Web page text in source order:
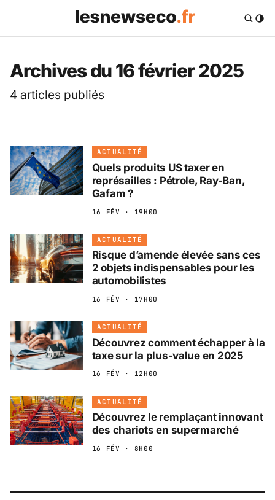
Les News Eco .fr —
Archives du 16 février 2025
4 articles publiés
ACTUALITÉ
Quels produits US taxer en
représailles : Pétrole, Ray-Ban,
Gafam ?
16 FÉV · 19H00
ACTUALITÉ
Risque d’amende élevée sans ces
2 objets indispensables pour les
automobilistes
16 FÉV · 17H00
ACTUALITÉ
Découvrez comment échapper à la
taxe sur la plus-value en 2025
16 FÉV · 12H00
ACTUALITÉ
Découvrez le remplaçant innovant
des chariots en supermarché
16 FÉV · 8H00